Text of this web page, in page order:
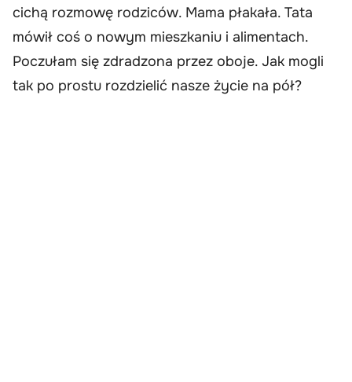
cichą rozmowę rodziców. Mama płakała. Tata
mówił coś o nowym mieszkaniu i alimentach.
Poczułam się zdradzona przez oboje. Jak mogli
tak po prostu rozdzielić nasze życie na pół?